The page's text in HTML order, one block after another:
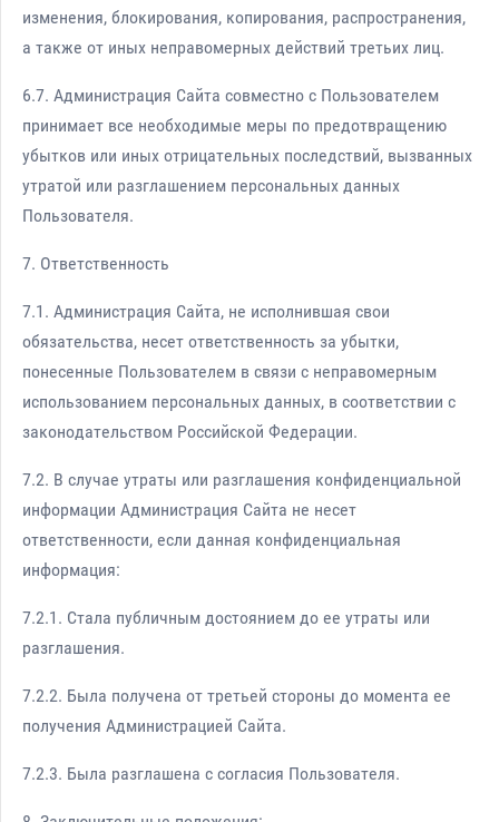
изменения, блокирования, копирования, распространения,
а также от иных неправомерных действий третьих лиц.
6.7. Администрация Сайта совместно с Пользователем
принимает все необходимые меры по предотвращению
убытков или иных отрицательных последствий, вызванных
утратой или разглашением персональных данных
Пользователя.
7. Ответственность
7.1. Администрация Сайта, не исполнившая свои
обязательства, несет ответственность за убытки,
понесенные Пользователем в связи с неправомерным
использованием персональных данных, в соответствии с
законодательством Российской Федерации.
7.2. В случае утраты или разглашения конфиденциальной
информации Администрация Сайта не несет
ответственности, если данная конфиденциальная
информация:
7.2.1. Стала публичным достоянием до ее утраты или
разглашения.
7.2.2. Была получена от третьей стороны до момента ее
получения Администрацией Сайта.
7.2.3. Была разглашена с согласия Пользователя.